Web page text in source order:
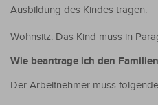
Ausbildung des Kindes tragen.
Wohnsitz: Das Kind muss in
Wie beantrage ich den
Der Arbeitnehmer muss